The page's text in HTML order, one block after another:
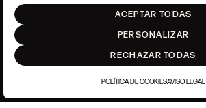
ACEPTAR TODAS
PERSONALIZAR
RECHAZAR TODAS
POLÍTICA DE COOKIESAVISO LEGAL